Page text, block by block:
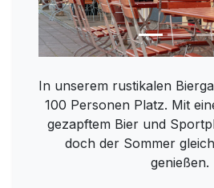
In unserem rustikalen
100 Personen Platz. Mit
gezapftem Bier und
doch der Sommer
genießen.